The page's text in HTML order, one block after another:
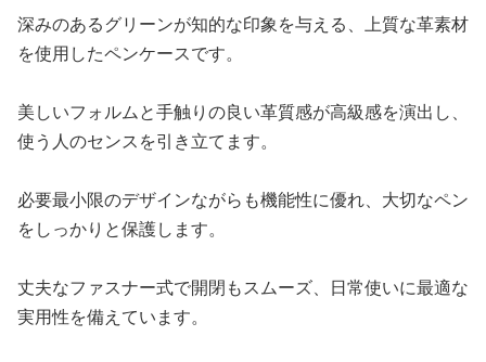
深みのあるグリーンが知的な印象を与える、上質な革素材
を使用したペンケースです。
美しいフォルムと手触りの良い革質感が高級感を演出し、
使う人のセンスを引き立てます。
必要最小限のデザインながらも機能性に優れ、大切なペン
をしっかりと保護します。
丈夫なファスナー式で開閉もスムーズ、日常使いに最適な
実用性を備えています。